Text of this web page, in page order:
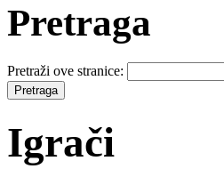
Pretraga
Pretraži ove stranice:
Igrači